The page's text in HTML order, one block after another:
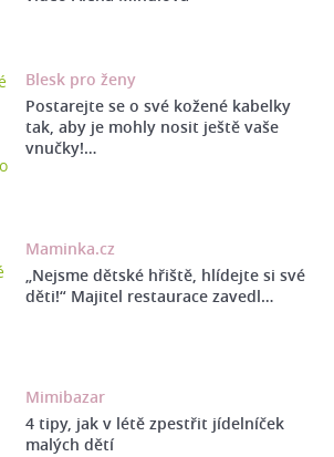
Blesk pro ženy
Postarejte se o své kožené kabelky
tak, aby je mohly nosit ještě vaše
vnučky!…
Maminka.cz
„Nejsme dětské hřiště, hlídejte si své
děti!“ Majitel restaurace zavedl…
Mimibazar
4 tipy, jak v létě zpestřit jídelníček
malých dětí